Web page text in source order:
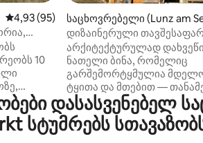
საშუალო შეფასებაა 5‑დან 4,93, 95
4,93 (95)
10
Ერთ
ზოგჯერ
ის
საცხოვრებელი (Lunz am
დიზაინერული
პანორამითა და საუნით
არქიტექტურულად
ნათელი ბინა, რომელიც
გარშემორტყმულია
ტყითა და მთებით —
ელეგანტური და
მინიმალისტური. აქ ბუნების შუაგულში
იცხოვრებთ, მაქსიმალური
კონფიდენციალურობით და
დასასვენებელ
სტუმრებს